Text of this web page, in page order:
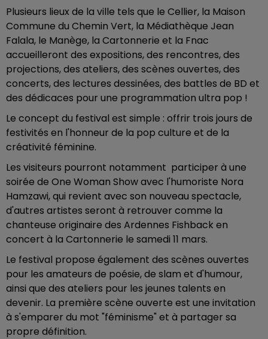
Plusieurs lieux de la ville tels que le Cellier, la Maison
Commune du Chemin Vert, la Médiathèque Jean
Falala, le Manège, la Cartonnerie et la Fnac
accueilleront des expositions, des rencontres, des
projections, des ateliers, des scènes ouvertes, des
concerts, des lectures dessinées, des battles de BD et
des dédicaces pour une programmation ultra pop !
Le concept du festival est simple : offrir trois jours de
festivités en l'honneur de la pop culture et de la
créativité féminine.
Les visiteurs pourront notamment participer à une
soirée de One Woman Show avec l'humoriste Nora
Hamzawi, qui revient avec son nouveau spectacle,
d'autres artistes seront à retrouver comme la
chanteuse originaire des Ardennes Fishback en
concert à la Cartonnerie le samedi 11 mars.
Le festival propose également des scènes ouvertes
pour les amateurs de poésie, de slam et d'humour,
ainsi que des ateliers pour les jeunes talents en
devenir. La première scène ouverte est une invitation
à s'emparer du mot "féminisme" et à partager sa
propre définition.